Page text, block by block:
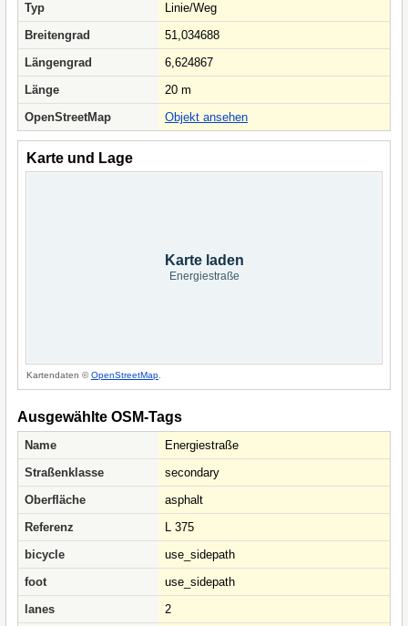
Typ
Linie/Weg
Breitengrad
51,034688
Längengrad
6,624867
Länge
20 m
OpenStreetMap
Objekt ansehen
Karte und Lage
Karte laden
Energiestraße
Kartendaten ©OpenStreetMap
Ausgewählte OSM-Tags
Name
Energiestraße
Straßenklasse
secondary
Oberfläche
asphalt
Referenz
L 375
bicycle
use_sidepath
foot
use_sidepath
lanes
2